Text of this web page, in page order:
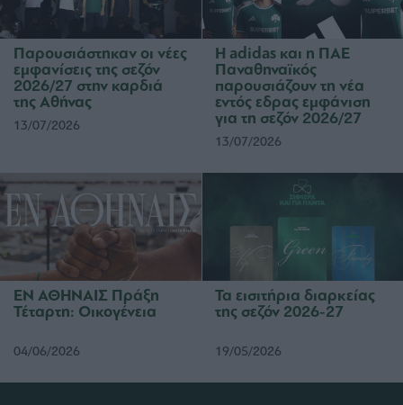
Παρουσιάστηκαν οι νέες
εμφανίσεις της σεζόν
2026/27 στην καρδιά
της Αθήνας
13/07/2026
Η adidas και η ΠΑΕ
Παναθηναϊκός
παρουσιάζουν τη νέα
εντός εδρας εμφάνιση
για τη σεζόν 2026/27
13/07/2026
ΕΝ ΑΘΗΝΑΙΣ Πράξη
Τέταρτη: Οικογένεια
04/06/2026
Τα εισιτήρια διαρκείας
της σεζόν 2026-27
19/05/2026